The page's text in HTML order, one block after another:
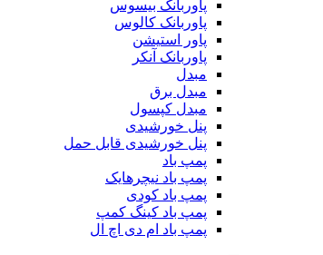
پاوربانک بیسوس
پاوربانک کالوس
پاور استیشن
پاوربانک آنکر
مبدل
مبدل برق
مبدل کپسول
پنل خورشیدی
پنل خورشیدی قابل حمل
پمپ باد
پمپ باد نیچرهایک
پمپ باد کودی
پمپ باد کینگ کمپ
پمپ باد ام دی اچ ال